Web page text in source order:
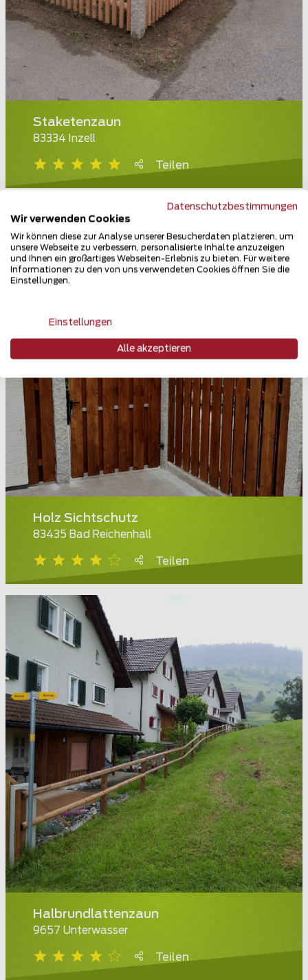
Staketenzaun
83334 Inzell
Teilen
Holz Sichtschutz
83435 Bad Reichenhall
Teilen
Halbrundlattenzaun
9657 Unterwasser
Teilen
Datenschutzbestimmungen
Wir verwenden Cookies
Wir können diese zur Analyse unserer Besucherdaten platzieren, um
unsere Webseite zu verbessern, personalisierte Inhalte anzuzeigen
und Ihnen ein großartiges Webseiten-Erlebnis zu bieten. Für weitere
Informationen zu den von uns verwendeten Cookies öffnen Sie die
Einstellungen.
Einstellungen
Alle akzeptieren